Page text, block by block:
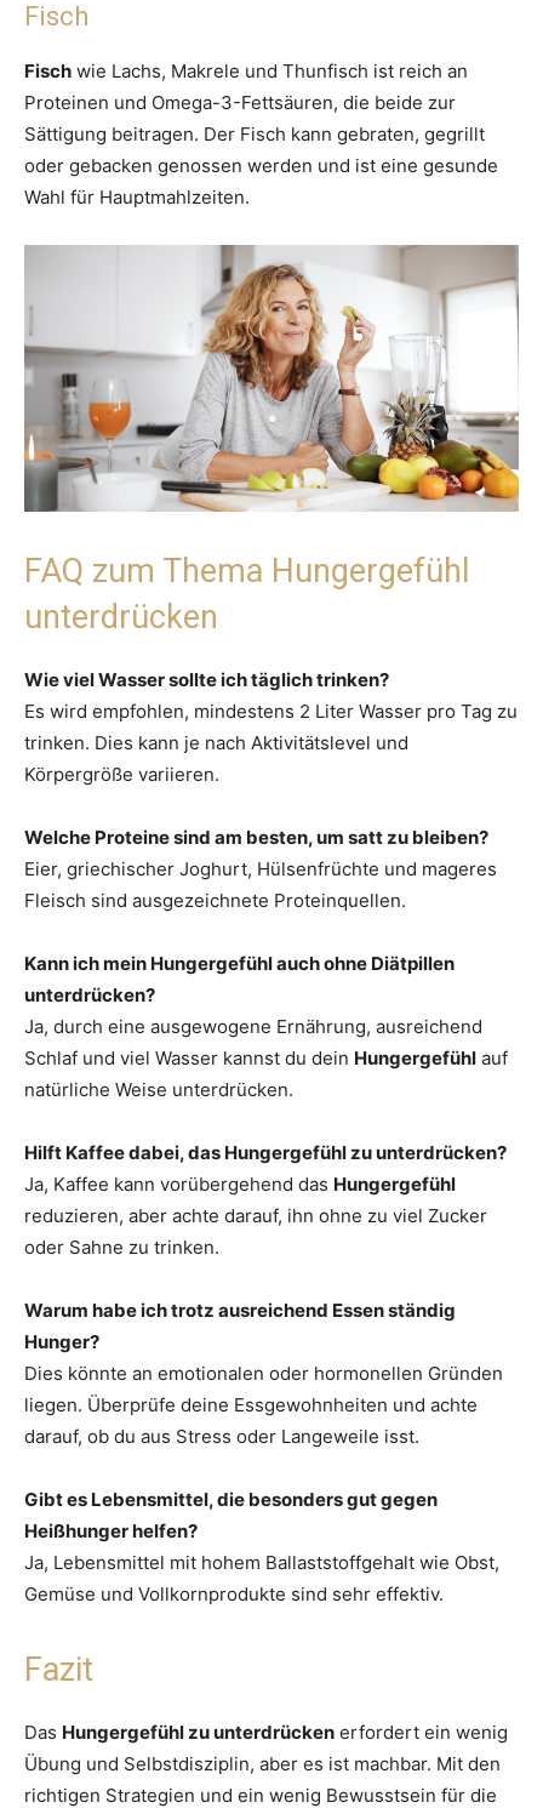
Fisch
Fisch wie Lachs, Makrele und Thunfisch ist reich an
Proteinen und Omega-3-Fettsäuren, die beide zur
Sättigung beitragen. Der Fisch kann gebraten, gegrillt
oder gebacken genossen werden und ist eine gesunde
Wahl für Hauptmahlzeiten.
FAQ zum Thema Hungergefühl
unterdrücken
Wie viel Wasser sollte ich täglich trinken?
Es wird empfohlen, mindestens 2 Liter Wasser pro Tag zu
trinken. Dies kann je nach Aktivitätslevel und
Körpergröße variieren.
Welche Proteine sind am besten, um satt zu bleiben?
Eier, griechischer Joghurt, Hülsenfrüchte und mageres
Fleisch sind ausgezeichnete Proteinquellen.
Kann ich mein Hungergefühl auch ohne Diätpillen
unterdrücken?
Ja, durch eine ausgewogene Ernährung, ausreichend
Schlaf und viel Wasser kannst du dein Hungergefühl auf
natürliche Weise unterdrücken.
Hilft Kaffee dabei, das Hungergefühl zu unterdrücken?
Ja, Kaffee kann vorübergehend das Hungergefühl
reduzieren, aber achte darauf, ihn ohne zu viel Zucker
oder Sahne zu trinken.
Warum habe ich trotz ausreichend Essen ständig
Hunger?
Dies könnte an emotionalen oder hormonellen Gründen
liegen. Überprüfe deine Essgewohnheiten und achte
darauf, ob du aus Stress oder Langeweile isst.
Gibt es Lebensmittel, die besonders gut gegen
Heißhunger helfen?
Ja, Lebensmittel mit hohem Ballaststoffgehalt wie Obst,
Gemüse und Vollkornprodukte sind sehr effektiv.
Fazit
Das Hungergefühl zu unterdrücken erfordert ein wenig
Übung und Selbstdisziplin, aber es ist machbar. Mit den
richtigen Strategien und ein wenig Bewusstsein für die